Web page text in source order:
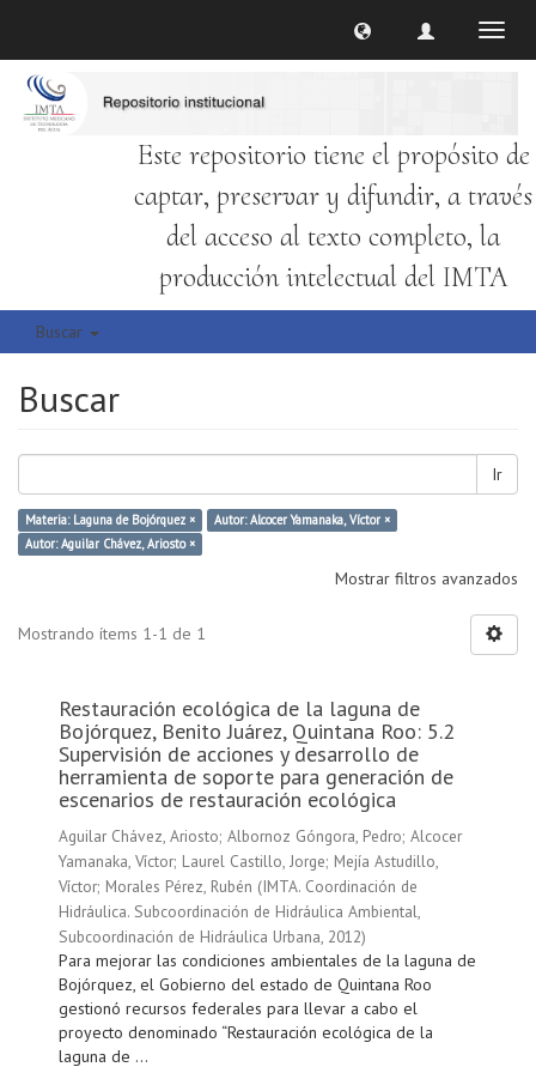
Este repositorio tiene el propósito de
captar, preservar y difundir, a través
del acceso al texto completo, la
producción intelectual del IMTA
Buscar
Buscar
Ir
Materia: Laguna de Bojórquez ×
Autor: Alcocer Yamanaka, Víctor ×
Autor: Aguilar Chávez, Ariosto ×
Mostrar filtros avanzados
Mostrando ítems 1-1 de 1
Restauración ecológica de la laguna de
Bojórquez, Benito Juárez, Quintana Roo: 5.2
Supervisión de acciones y desarrollo de
herramienta de soporte para generación de
escenarios de restauración ecológica
Aguilar Chávez, Ariosto; Albornoz Góngora, Pedro; Alcocer
Yamanaka, Víctor; Laurel Castillo, Jorge; Mejía Astudillo,
Víctor; Morales Pérez, Rubén (IMTA. Coordinación de
Hidráulica. Subcoordinación de Hidráulica Ambiental,
Subcoordinación de Hidráulica Urbana, 2012)
Para mejorar las condiciones ambientales de la laguna de
Bojórquez, el Gobierno del estado de Quintana Roo
gestionó recursos federales para llevar a cabo el
proyecto denominado “Restauración ecológica de la
laguna de ...